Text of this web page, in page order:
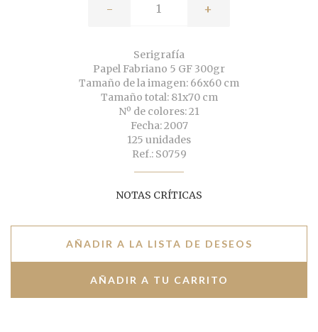
- +
Serigrafía
Papel Fabriano 5 GF 300gr
Tamaño de la imagen: 66x60 cm
Tamaño total: 81x70 cm
Nº de colores: 21
Fecha: 2007
125 unidades
Ref.: S0759
NOTAS CRÍTICAS
AÑADIR A LA LISTA DE DESEOS